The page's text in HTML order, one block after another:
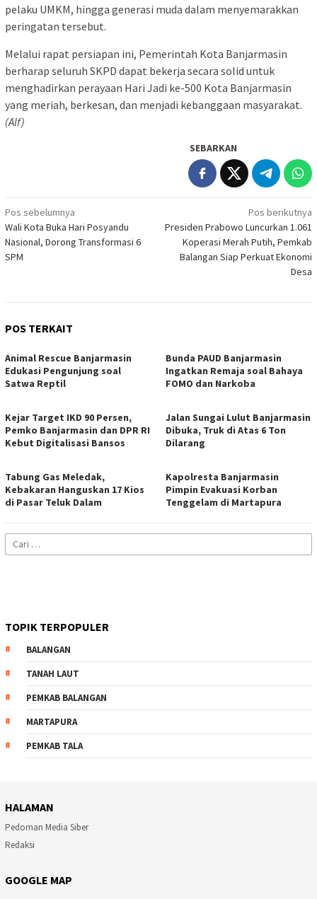
pelaku UMKM, hingga generasi muda dalam menyemarakkan
peringatan tersebut.
Melalui rapat persiapan ini, Pemerintah Kota Banjarmasin
berharap seluruh SKPD dapat bekerja secara solid untuk
menghadirkan perayaan Hari Jadi ke-500 Kota Banjarmasin
yang meriah, berkesan, dan menjadi kebanggaan masyarakat.
(Alf)
SEBARKAN
Navigasi
pos
Pos sebelumnya
Wali Kota Buka Hari Posyandu
Nasional, Dorong Transformasi 6
SPM
Pos berikutnya
Presiden Prabowo Luncurkan 1.061
Koperasi Merah Putih, Pemkab
Balangan Siap Perkuat Ekonomi
Desa
POS TERKAIT
Animal Rescue Banjarmasin
Edukasi Pengunjung soal
Satwa Reptil
Bunda PAUD Banjarmasin
Ingatkan Remaja soal Bahaya
FOMO dan Narkoba
Kejar Target IKD 90 Persen,
Pemko Banjarmasin dan DPR RI
Kebut Digitalisasi Bansos
Jalan Sungai Lulut Banjarmasin
Dibuka, Truk di Atas 6 Ton
Dilarang
Tabung Gas Meledak,
Kebakaran Hanguskan 17 Kios
di Pasar Teluk Dalam
Kapolresta Banjarmasin
Pimpin Evakuasi Korban
Tenggelam di Martapura
Cari
untuk:
TOPIK TERPOPULER
BALANGAN
TANAH LAUT
PEMKAB BALANGAN
MARTAPURA
PEMKAB TALA
HALAMAN
Pedoman Media Siber
Redaksi
GOOGLE MAP